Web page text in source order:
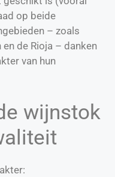
op beide
– zoals
de Rioja – danken
van hun
wijnstok